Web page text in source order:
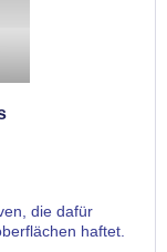
die dafür
haftet.